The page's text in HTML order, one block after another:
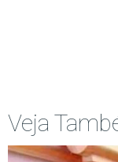
Veja